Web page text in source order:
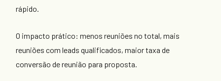
rápido.
O impacto prático: menos reuniões no total, mais
reuniões com leads qualificados, maior taxa de
conversão de reunião para proposta.